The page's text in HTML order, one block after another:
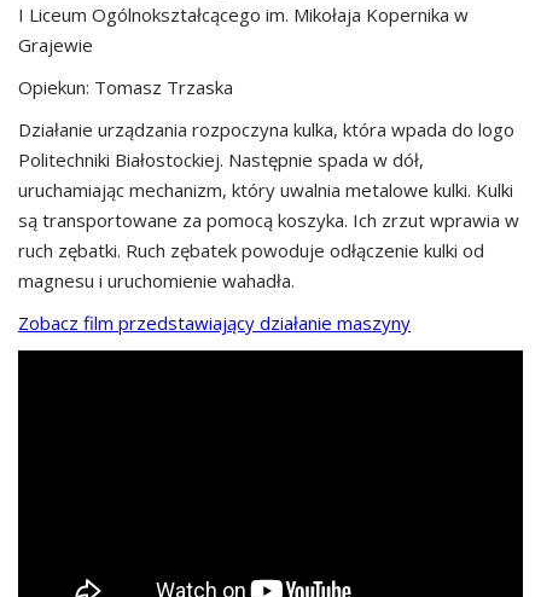
I Liceum Ogólnokształcącego im. Mikołaja Kopernika w
Grajewie
Opiekun: Tomasz Trzaska
Działanie urządzania rozpoczyna kulka, która wpada do logo
Politechniki Białostockiej. Następnie spada w dół,
uruchamiając mechanizm, który uwalnia metalowe kulki. Kulki
są transportowane za pomocą koszyka. Ich zrzut wprawia w
ruch zębatki. Ruch zębatek powoduje odłączenie kulki od
magnesu i uruchomienie wahadła.
Zobacz film przedstawiający działanie maszyny